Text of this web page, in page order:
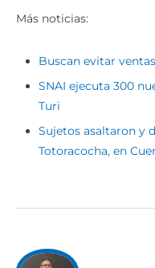
Más noticias:
Buscan evitar
SNAI ejecuta 300
Turi
Sujetos asaltaron y
Totoracocha, en